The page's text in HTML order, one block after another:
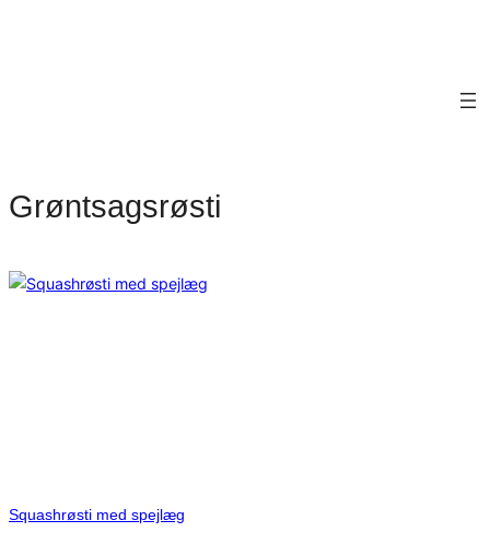
Grøntsagsrøsti
Squashrøsti med spejlæg